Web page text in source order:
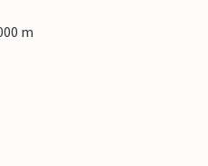
m